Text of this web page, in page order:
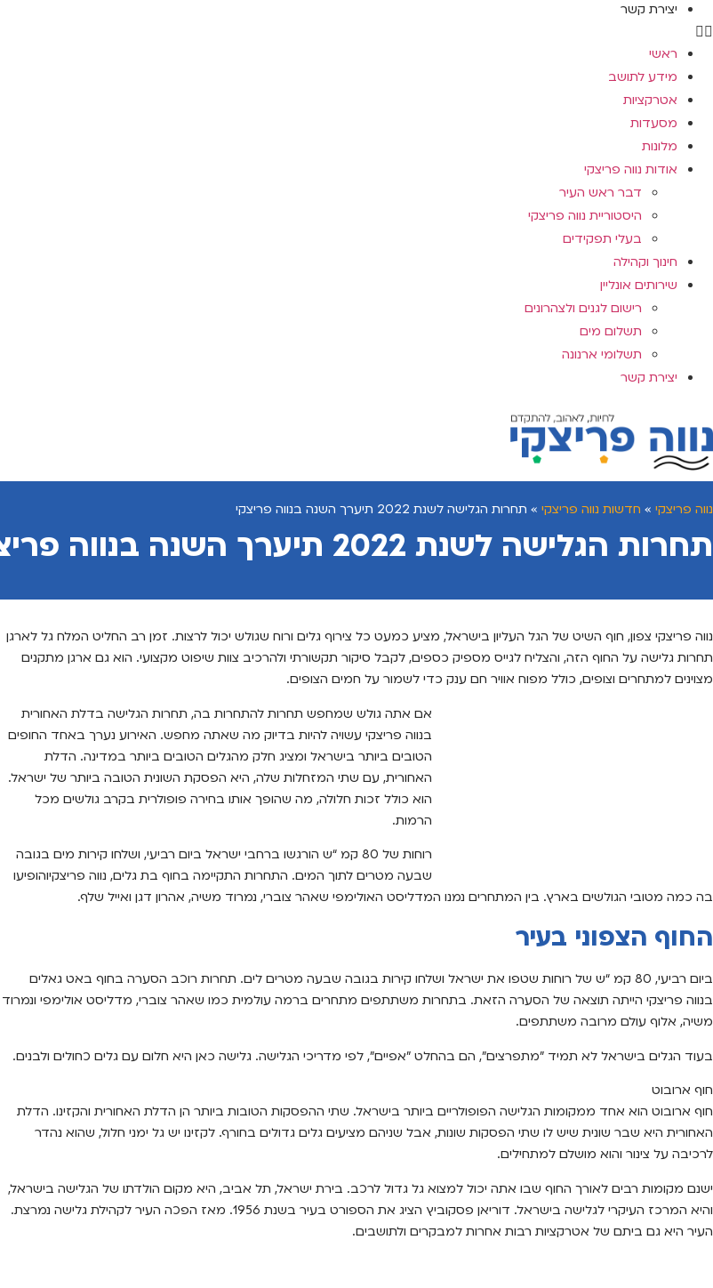
יצירת קשר
ראשי
מידע לתושב
אטרקציות
מסעדות
מלונות
אודות נווה פריצקי
דבר ראש העיר
היסטוריית נווה פריצקי
בעלי תפקידים
חינוך וקהילה
שירותים אונליין
רישום לגנים ולצהרונים
תשלום מים
תשלומי ארנונה
יצירת קשר
נווה פריצקי » חדשות נווה פריצקי » תחרות הגלישה לשנת 2022 תיערך השנה בנווה פריצקי
תחרות הגלישה לשנת 2022 תיערך השנה בנווה פריצקי
נווה פריצקי צפון, חוף השיט של הגל העליון בישראל, מציע כמעט כל צירוף גלים ורוח שגולש יכול לרצות. זמן רב החליט המלח גל לארגן
תחרות גלישה על החוף הזה, והצליח לגייס מספיק כספים, לקבל סיקור תקשורתי ולהרכיב צוות שיפוט מקצועי. הוא גם ארגן מתקנים
מצוינים למתחרים וצופים, כולל מפוח אוויר חם ענק כדי לשמור על חמים הצופים.
אם אתה גולש שמחפש תחרות להתחרות בה, תחרות הגלישה בדלת האחורית
בנווה פריצקי עשויה להיות בדיוק מה שאתה מחפש. האירוע נערך באחד החופים
הטובים ביותר בישראל ומציג חלק מהגלים הטובים ביותר במדינה. הדלת
האחורית, עם שתי המזחלות שלה, היא הפסקת השונית הטובה ביותר של ישראל.
הוא כולל זכות חלולה, מה שהופך אותו בחירה פופולרית בקרב גולשים מכל
הרמות.
רוחות של 80 קמ “ש הורגשו ברחבי ישראל ביום רביעי, ושלחו קירות מים בגובה
שבעה מטרים לתוך המים. התחרות התקיימה בחוף בת גלים, נווה פריצקיוהופיעו
בה כמה מטובי הגולשים בארץ. בין המתחרים נמנו המדליסט האולימפי שאהר צוברי, נמרוד משיה, אהרון דגן ואייל שלף.
החוף הצפוני בעיר
ביום רביעי, 80 קמ “ש של רוחות שטפו את ישראל ושלחו קירות בגובה שבעה מטרים לים. תחרות רוכב הסערה בחוף באט גאלים
בנווה פריצקי הייתה תוצאה של הסערה הזאת. בתחרות משתתפים מתחרים ברמה עולמית כמו שאהר צוברי, מדליסט אולימפי ונמרוד
משיה, אלוף עולם מרובה משתתפים.
בעוד הגלים בישראל לא תמיד ”מתפרצים”, הם בהחלט ”אפיים”, לפי מדריכי הגלישה. גלישה כאן היא חלום עם גלים כחולים ולבנים.
חוף ארובוט
חוף ארובוט הוא אחד ממקומות הגלישה הפופולריים ביותר בישראל. שתי ההפסקות הטובות ביותר הן הדלת האחורית והקזינו. הדלת
האחורית היא שבר שונית שיש לו שתי הפסקות שונות, אבל שניהם מציעים גלים גדולים בחורף. לקזינו יש גל ימני חלול, שהוא נהדר
לרכיבה על צינור והוא מושלם למתחילים.
ישנם מקומות רבים לאורך החוף שבו אתה יכול למצוא גל גדול לרכב. בירת ישראל, תל אביב, היא מקום הולדתו של הגלישה בישראל,
והיא המרכז העיקרי לגלישה בישראל. דוריאן פסקוביץ הציג את הספורט בעיר בשנת 1956. מאז הפכה העיר לקהילת גלישה נמרצת.
העיר היא גם ביתם של אטרקציות רבות אחרות למבקרים ולתושבים.